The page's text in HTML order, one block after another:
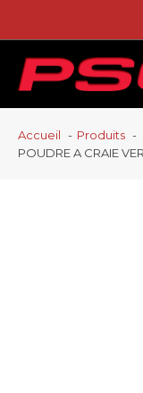
Accueil
Produits
POUDRE A CRAIE